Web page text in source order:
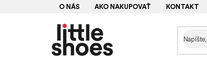
O NÁS AKO NAKUPOVAŤ KONTAKT